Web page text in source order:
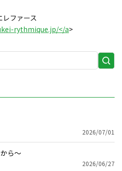
ファース
rythmique.jp/</a>
検
2026/07/01
ら〜
2026/06/27